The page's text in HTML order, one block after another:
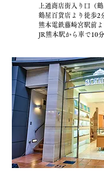
上通商店街入り口（鶴屋
鶴屋百貨店より徒歩2
熊本電鉄藤崎宮駅前よ
JR熊本駅から車で10分